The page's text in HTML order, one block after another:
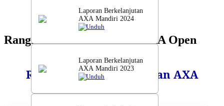
Laporan Berkelanjutan
AXA Mandiri 2024
Unduh
Laporan Berkelanjutan
AXA Mandiri 2023
Unduh
Rangkaian Keberlanjutan AXA Open
Rangkaian Keberlanjutan AXA
Mandiri